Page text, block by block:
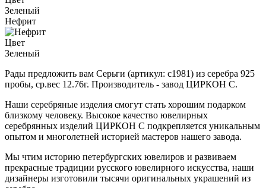
Зеленый
Нефрит
Цвет
Зеленый
Рады предложить вам Серьги (артикул: с1981) из серебра 925
пробы, ср.вес 12.76г. Производитель - завод ЦИРКОН С.
Наши серебряные изделия смогут стать хорошим подарком
близкому человеку. Высокое качество ювелирных
серебрянных изделий ЦИРКОН С подкрепляется уникальным
опытом и многолетней историей мастеров нашего завода.
Мы чтим историю петербургских ювелиров и развиваем
прекрасные традиции русского ювелирного искусства, наши
дизайнеры изготовили тысячи оригинальных украшений из